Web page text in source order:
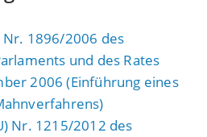
Nr. 1896/2006 des
und des Rates
2006 (Einführung eines
Nr. 1215/2012 des